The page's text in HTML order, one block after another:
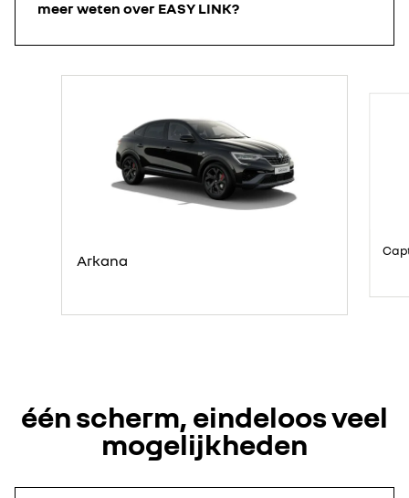
meer weten over EASY LINK?
Arkana
één scherm, eindeloos veel
mogelijkheden